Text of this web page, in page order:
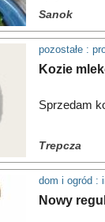
Sanok
pozostałe :
Kozie
Sprzedam
Trepcza
dom i ogród :
Nowy